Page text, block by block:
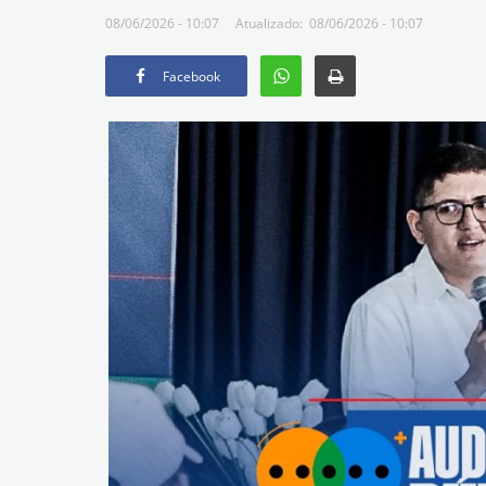
08/06/2026 - 10:07 Atualizado: 08/06/2026 - 10:07
Facebook